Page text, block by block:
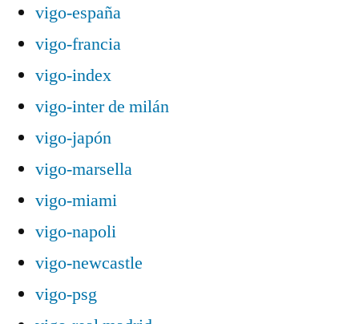
vigo-españa
vigo-francia
vigo-index
vigo-inter de milán
vigo-japón
vigo-marsella
vigo-miami
vigo-napoli
vigo-newcastle
vigo-psg